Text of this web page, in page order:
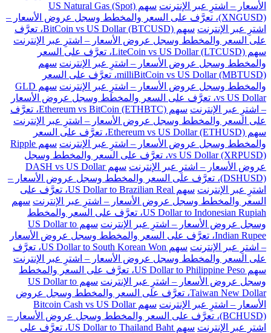
الأسعار – اشترِ عبر الإنترنت
سهم US Natural Gas (Spot)
(XNGUSD)، تعرَّف على السعر والمخطط وسجل عروض الأسعار –
اشترِ عبر الإنترنت
سهم BitCoin vs US Dollar (BTCUSD)، تعرَّف
على السعر والمخطط وسجل عروض الأسعار – اشترِ عبر الإنترنت
سهم LiteCoin vs US Dollar (LTCUSD)، تعرَّف على السعر
والمخطط وسجل عروض الأسعار – اشترِ عبر الإنترنت سهم
milliBitCoin vs US Dollar (MBTUSD)، تعرَّف على السعر
والمخطط وسجل عروض الأسعار – اشترِ عبر الإنترنت
سهم GLD
vs US Dollar، تعرَّف على السعر والمخطط وسجل عروض الأسعار
– اشترِ عبر الإنترنت
سهم Ethereum vs BitCoin (ETHBTC)، تعرَّف
على السعر والمخطط وسجل عروض الأسعار – اشترِ عبر الإنترنت
سهم Ethereum vs US Dollar (ETHUSD)، تعرَّف على السعر
والمخطط وسجل عروض الأسعار – اشترِ عبر الإنترنت
سهم Ripple
vs US Dollar (XRPUSD)، تعرَّف على السعر والمخطط وسجل
عروض الأسعار – اشترِ عبر الإنترنت
سهم DASH vs US Dollar
(DSHUSD)، تعرَّف على السعر والمخطط وسجل عروض الأسعار –
اشترِ عبر الإنترنت
سهم US Dollar to Brazilian Real، تعرَّف على
السعر والمخطط وسجل عروض الأسعار – اشترِ عبر الإنترنت سهم
US Dollar to Indonesian Rupiah، تعرَّف على السعر والمخطط
وسجل عروض الأسعار – اشترِ عبر الإنترنت
سهم US Dollar to
Indian Rupee، تعرَّف على السعر والمخطط وسجل عروض الأسعار
– اشترِ عبر الإنترنت
سهم US Dollar to South Korean Won، تعرَّف
على السعر والمخطط وسجل عروض الأسعار – اشترِ عبر الإنترنت
سهم US Dollar to Philippine Peso، تعرَّف على السعر والمخطط
وسجل عروض الأسعار – اشترِ عبر الإنترنت
سهم US Dollar to
Taiwan New Dollar، تعرَّف على السعر والمخطط وسجل عروض
الأسعار – اشترِ عبر الإنترنت
سهم Bitcoin Cash vs US Dollar
(BCHUSD)، تعرَّف على السعر والمخطط وسجل عروض الأسعار –
اشترِ عبر الإنترنت
سهم US Dollar to Thailand Baht، تعرَّف على